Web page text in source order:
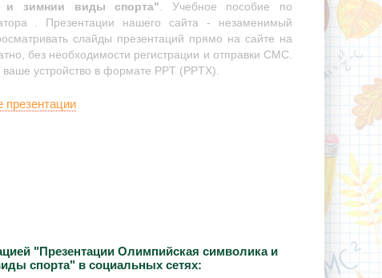
и зимнии виды спорта". Учебное пособие по
. Презентации нашего сайта - незаменимый
слайды презентаций прямо на сайте на
без необходимости регистрации и отправки СМС.
ваше устройство в формате PPT (PPTX).
презентации
"Презентации Олимпийская символика и
спорта" в социальных сетях: